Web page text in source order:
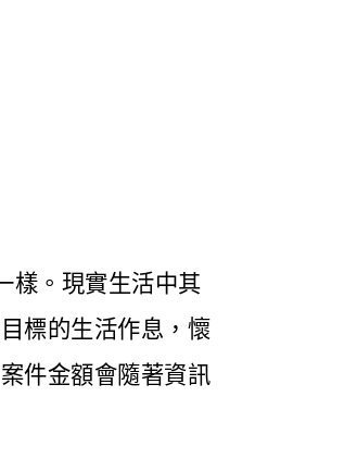
樣。現實生活中其
標的生活作息，懷
件金額會隨著資訊